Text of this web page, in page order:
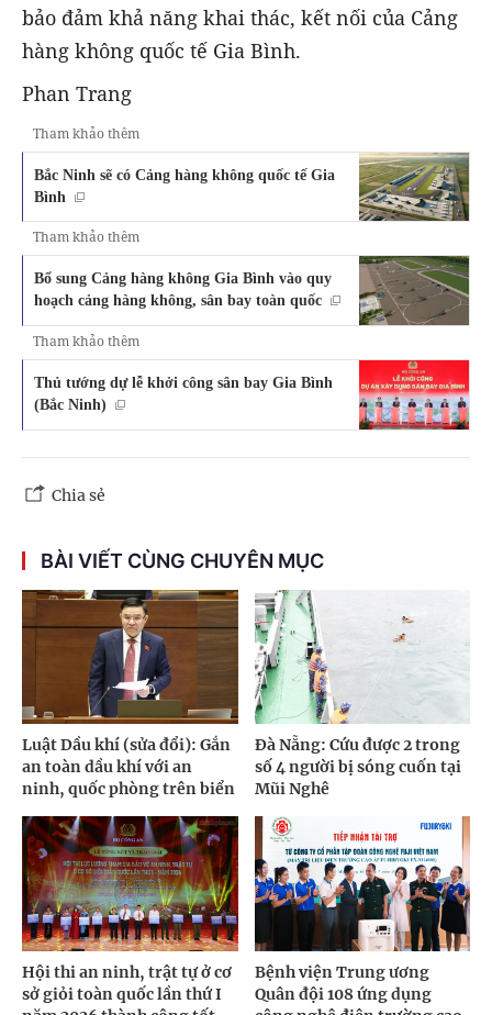
bảo đảm khả năng khai thác, kết nối của Cảng
hàng không quốc tế Gia Bình.
Phan Trang
Tham khảo thêm
Bắc Ninh sẽ có Cảng hàng không quốc tế Gia
Bình
Tham khảo thêm
Bổ sung Cảng hàng không Gia Bình vào quy
hoạch cảng hàng không, sân bay toàn quốc
Tham khảo thêm
Thủ tướng dự lễ khởi công sân bay Gia Bình
(Bắc Ninh)
Chia sẻ
BÀI VIẾT CÙNG CHUYÊN MỤC
Luật Dầu khí (sửa đổi): Gắn
an toàn dầu khí với an
ninh, quốc phòng trên biển
Đà Nẵng: Cứu được 2 trong
số 4 người bị sóng cuốn tại
Mũi Nghê
Hội thi an ninh, trật tự ở cơ
sở giỏi toàn quốc lần thứ I
Bệnh viện Trung ương
Quân đội 108 ứng dụng